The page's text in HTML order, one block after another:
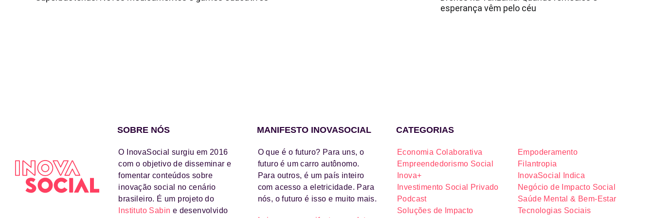
esperança vêm pelo céu
SOBRE NÓS
O InovaSocial surgiu em 2016
com o objetivo de disseminar e
fomentar conteúdos sobre
inovação social no cenário
brasileiro. É um projeto do
Instituto Sabin e desenvolvido
MANIFESTO INOVASOCIAL
O que é o futuro? Para uns, o
futuro é um carro autônomo.
Para outros, é um país inteiro
com acesso a eletricidade. Para
nós, o futuro é isso e muito mais.
CATEGORIAS
Economia Colaborativa
Empoderamento
Empreendedorismo Social
Filantropia
Inova+
InovaSocial Indica
Investimento Social Privado
Negócio de Impacto Social
Podcast
Saúde Mental & Bem-Estar
Soluções de Impacto
Tecnologias Sociais